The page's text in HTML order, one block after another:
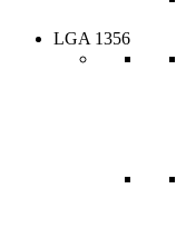
LGA 1356